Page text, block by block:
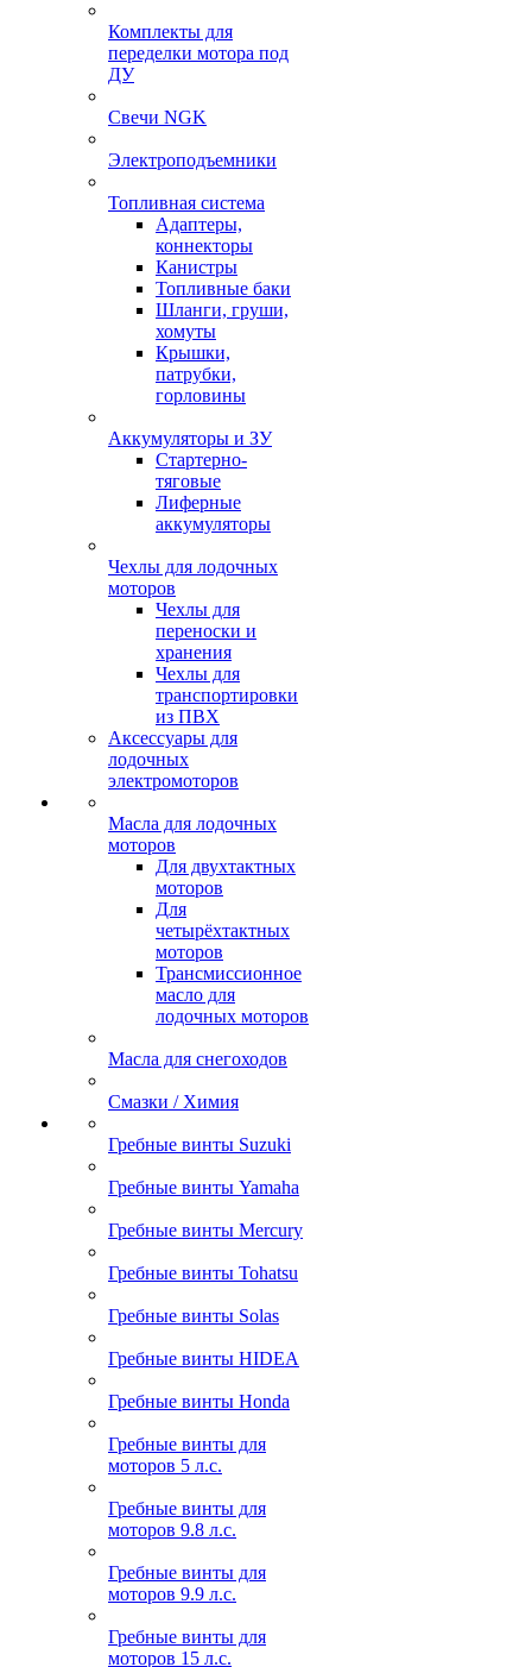
Комплекты для
переделки мотора под
ДУ
Свечи NGK
Электроподъемники
Топливная система
Адаптеры,
коннекторы
Канистры
Топливные баки
Шланги, груши,
хомуты
Крышки,
патрубки,
горловины
Аккумуляторы и ЗУ
Стартерно-
тяговые
Лиферные
аккумуляторы
Чехлы для лодочных
моторов
Чехлы для
переноски и
хранения
Чехлы для
транспортировки
из ПВХ
Аксессуары для
лодочных
электромоторов
Масла для лодочных
моторов
Для двухтактных
моторов
Для
четырёхтактных
моторов
Трансмиссионное
масло для
лодочных моторов
Масла для снегоходов
Смазки / Химия
Гребные винты Suzuki
Гребные винты Yamaha
Гребные винты Mercury
Гребные винты Tohatsu
Гребные винты Solas
Гребные винты HIDEA
Гребные винты Honda
Гребные винты для
моторов 5 л.с.
Гребные винты для
моторов 9.8 л.с.
Гребные винты для
моторов 9.9 л.с.
Гребные винты для
моторов 15 л.с.